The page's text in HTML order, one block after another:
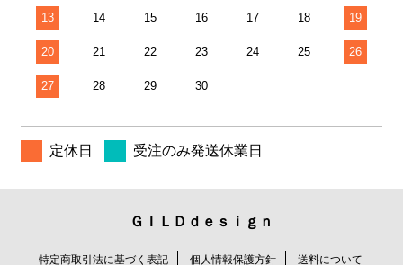
13 14 15 16 17 18 19
20 21 22 23 24 25 26
27 28 29 30
定休日 受注のみ発送休業日
ＧＩＬＤｄｅｓｉｇｎ
特定商取引法に基づく表記 個人情報保護方針 送料について